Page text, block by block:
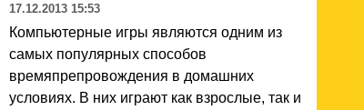
17.12.2013 15:53
Компьютерные игры являются одним из
самых популярных способов
времяпрепровождения в домашних
условиях. В них играют как взрослые, так и